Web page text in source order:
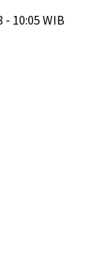
10:05 WIB